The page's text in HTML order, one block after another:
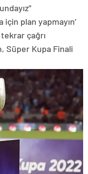
için plan yapmayın’
çağrı
Süper Kupa Finali